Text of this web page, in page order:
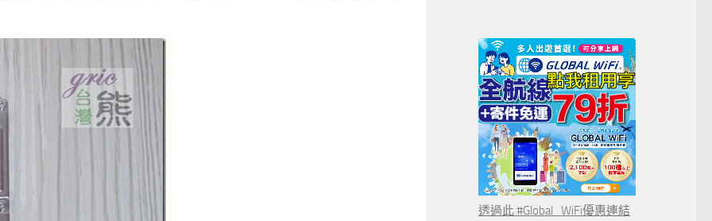
透過此 #Global_WiFi優惠連結